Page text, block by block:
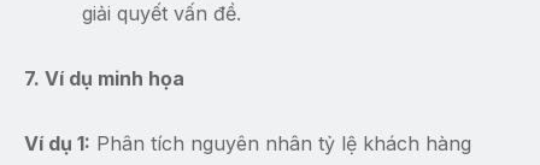
giải quyết vấn đề.
7. Ví dụ minh họa
Ví dụ 1: Phân tích nguyên nhân tỷ lệ khách hàng